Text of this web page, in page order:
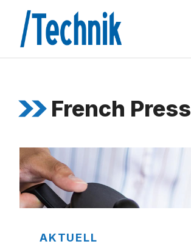
Inhalt
springen
French Press
AKTUELL